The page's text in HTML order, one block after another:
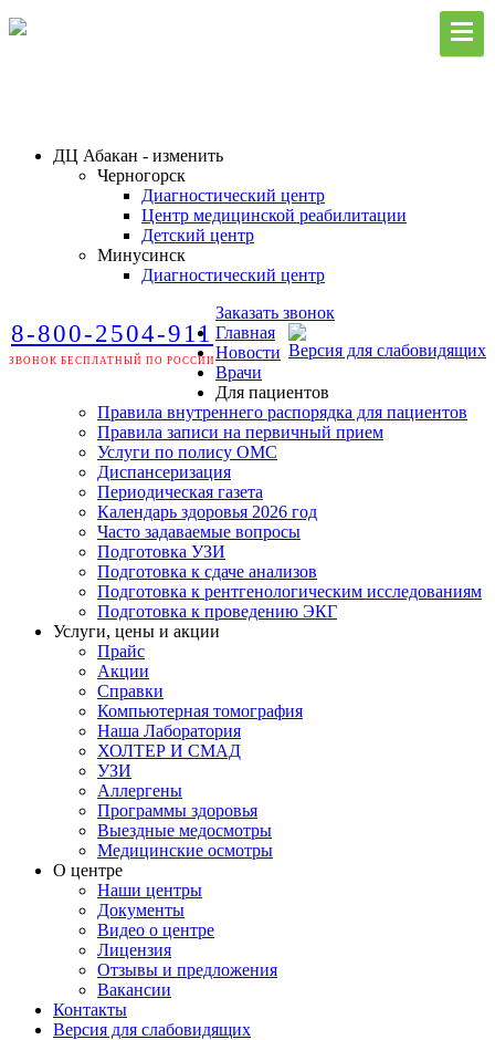
ДЦ Абакан - изменить
Черногорск
Диагностический центр
Центр медицинской реабилитации
Детский центр
Минусинск
Диагностический центр
8-800-2504-911
ЗВОНОК БЕСПЛАТНЫЙ ПО РОССИИ
Заказать звонок
Версия для слабовидящих
Главная
Новости
Врачи
Для пациентов
Правила внутреннего распорядка для пациентов
Правила записи на первичный прием
Услуги по полису ОМС
Диспансеризация
Периодическая газета
Календарь здоровья 2026 год
Часто задаваемые вопросы
Подготовка УЗИ
Подготовка к сдаче анализов
Подготовка к рентгенологическим исследованиям
Подготовка к проведению ЭКГ
Услуги, цены и акции
Прайс
Акции
Справки
Компьютерная томография
Наша Лаборатория
ХОЛТЕР И СМАД
УЗИ
Аллергены
Программы здоровья
Выездные медосмотры
Медицинские осмотры
О центре
Наши центры
Документы
Видео о центре
Лицензия
Отзывы и предложения
Вакансии
Контакты
Версия для слабовидящих